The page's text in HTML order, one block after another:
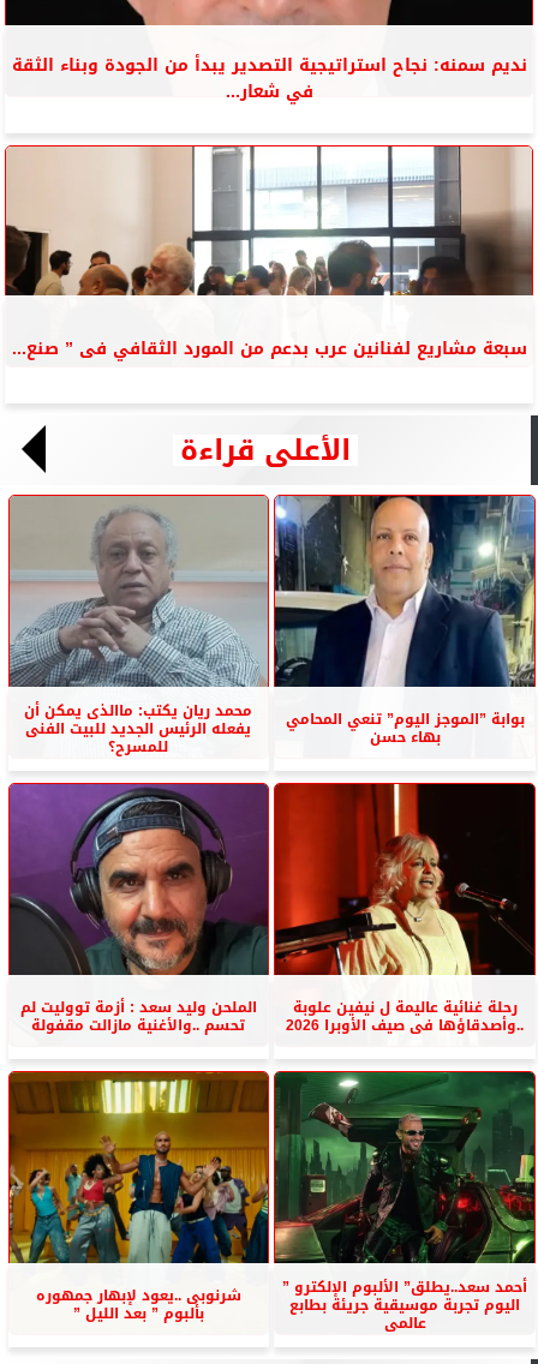
نديم سمنه: نجاح استراتيجية التصدير يبدأ من الجودة وبناء الثقة
في شعار...
سبعة مشاريع لفنانين عرب بدعم من المورد الثقافي فى ” صنع...
الأعلى قراءة
بوابة ”الموجز اليوم” تنعي المحامي
بهاء حسن
محمد ريان يكتب: ماالذى يمكن أن
يفعله الرئيس الجديد للبيت الفنى
للمسرح؟
رحلة غنائية عاليمة ل نيفين علوبة
..وأصدقاؤها فى صيف الأوبرا 2026
الملحن وليد سعد : أزمة تووليت لم
تحسم ..والأغنية مازالت مقفولة
أحمد سعد..يطلق” الألبوم الإلكترو ”
اليوم تجربة موسيقية جريئة بطابع
عالمى
شرنوبى ..يعود لإبهار جمهوره
بألبوم ” بعد الليل ”